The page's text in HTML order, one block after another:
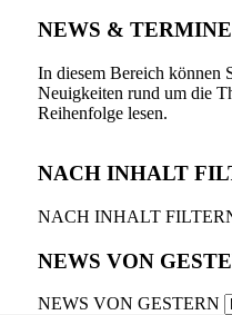
NEWS & TERMINE
In diesem Bereich können
Neuigkeiten rund um die
Reihenfolge lesen.
NACH INHALT
NACH INHALT
NEWS VON
NEWS VON GESTERN